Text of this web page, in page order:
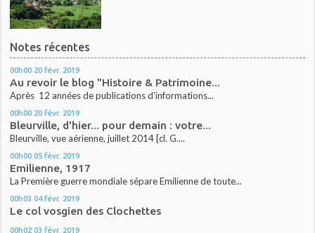
Notes récentes
00h00 20 févr. 2019
Au revoir le blog "Histoire & Patrimoine...
Après 12 années de publications d'informations...
00h00 20 févr. 2019
Bleurville, d'hier... pour demain : votre...
Bleurville, vue aérienne, juillet 2014 [cl. G....
00h00 05 févr. 2019
Emilienne, 1917
La Première guerre mondiale sépare Emilienne de toute...
00h03 04 févr. 2019
Le col vosgien des Clochettes
00h02 03 févr. 2019